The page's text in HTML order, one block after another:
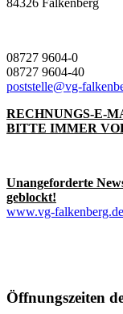
08727 9604-0
08727 9604-40
poststelle@vg-
RECHNUNGS-E-
BITTE IMMER
Unangeforderte
geblockt!
www.vg-falkenberg.de
Öffnungszeiten